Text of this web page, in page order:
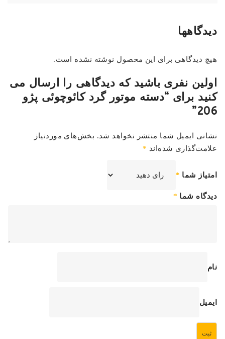
دیدگاهها
هیچ دیدگاهی برای این محصول نوشته نشده است.
اولین نفری باشید که دیدگاهی را ارسال می
کنید برای “دسته موتور گرد کائوچوئی پژو
206”
نشانی ایمیل شما منتشر نخواهد شد. بخش‌های موردنیاز
علامت‌گذاری شده‌اند *
امتیاز شما *
دیدگاه شما *
نام
ایمیل